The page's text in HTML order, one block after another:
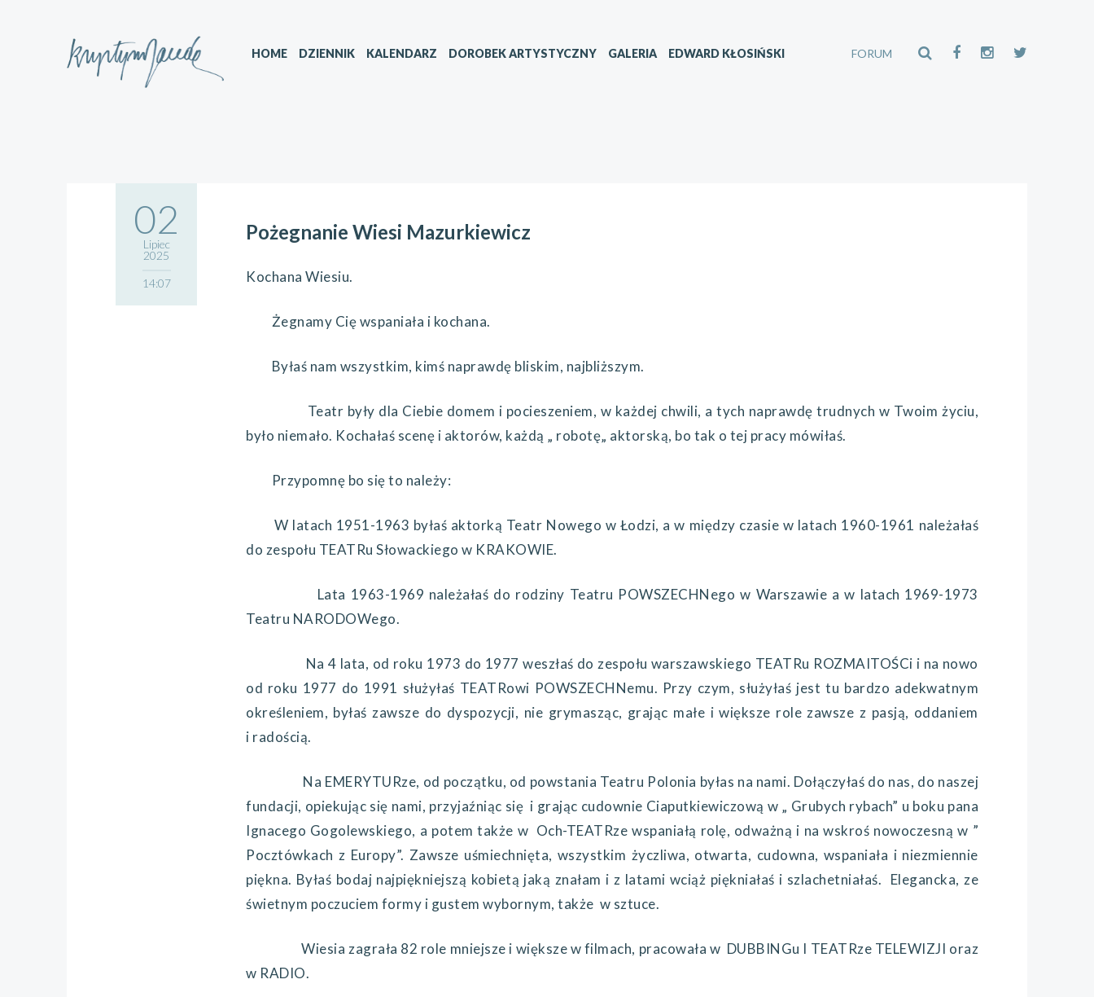
FORUM
HOME DZIENNIK KALENDARZ DOROBEK ARTYSTYCZNY GALERIA EDWARD KŁOSIŃSKI
02
Lipiec
2025
14:07
Pożegnanie Wiesi Mazurkiewicz
Kochana Wiesiu.
Żegnamy Cię wspaniała i kochana.
Byłaś nam wszystkim, kimś naprawdę bliskim, najbliższym.
Teatr były dla Ciebie domem i pocieszeniem, w każdej chwili, a tych naprawdę trudnych w Twoim życiu,
było niemało. Kochałaś scenę i aktorów, każdą „ robotę„ aktorską, bo tak o tej pracy mówiłaś.
Przypomnę bo się to należy:
W latach 1951-1963 byłaś aktorką Teatr Nowego w Łodzi, a w między czasie w latach 1960-1961 należałaś
do zespołu TEATRu Słowackiego w KRAKOWIE.
Lata 1963-1969 należałaś do rodziny Teatru POWSZECHNego w Warszawie a w latach 1969-1973
Teatru NARODOWego.
Na 4 lata, od roku 1973 do 1977 weszłaś do zespołu warszawskiego TEATRu ROZMAITOŚCi i na nowo
od roku 1977 do 1991 służyłaś TEATRowi POWSZECHNemu. Przy czym, służyłaś jest tu bardzo adekwatnym
określeniem, byłaś zawsze do dyspozycji, nie grymasząc, grając małe i większe role zawsze z pasją, oddaniem
i radością.
Na EMERYTURze, od początku, od powstania Teatru Polonia byłas na nami. Dołączyłaś do nas, do naszej
fundacji, opiekując się nami, przyjaźniąc się i grając cudownie Ciaputkiewiczową w „ Grubych rybach” u boku pana
Ignacego Gogolewskiego, a potem także w Och-TEATRze wspaniałą rolę, odważną i na wskroś nowoczesną w ”
Pocztówkach z Europy”. Zawsze uśmiechnięta, wszystkim życzliwa, otwarta, cudowna, wspaniała i niezmiennie
piękna. Byłaś bodaj najpiękniejszą kobietą jaką znałam i z latami wciąż piękniałaś i szlachetniałaś. Elegancka, ze
świetnym poczuciem formy i gustem wybornym, także w sztuce.
Wiesia zagrała 82 role mniejsze i większe w filmach, pracowała w DUBBINGu I TEATRze TELEWIZJI oraz
w RADIO.